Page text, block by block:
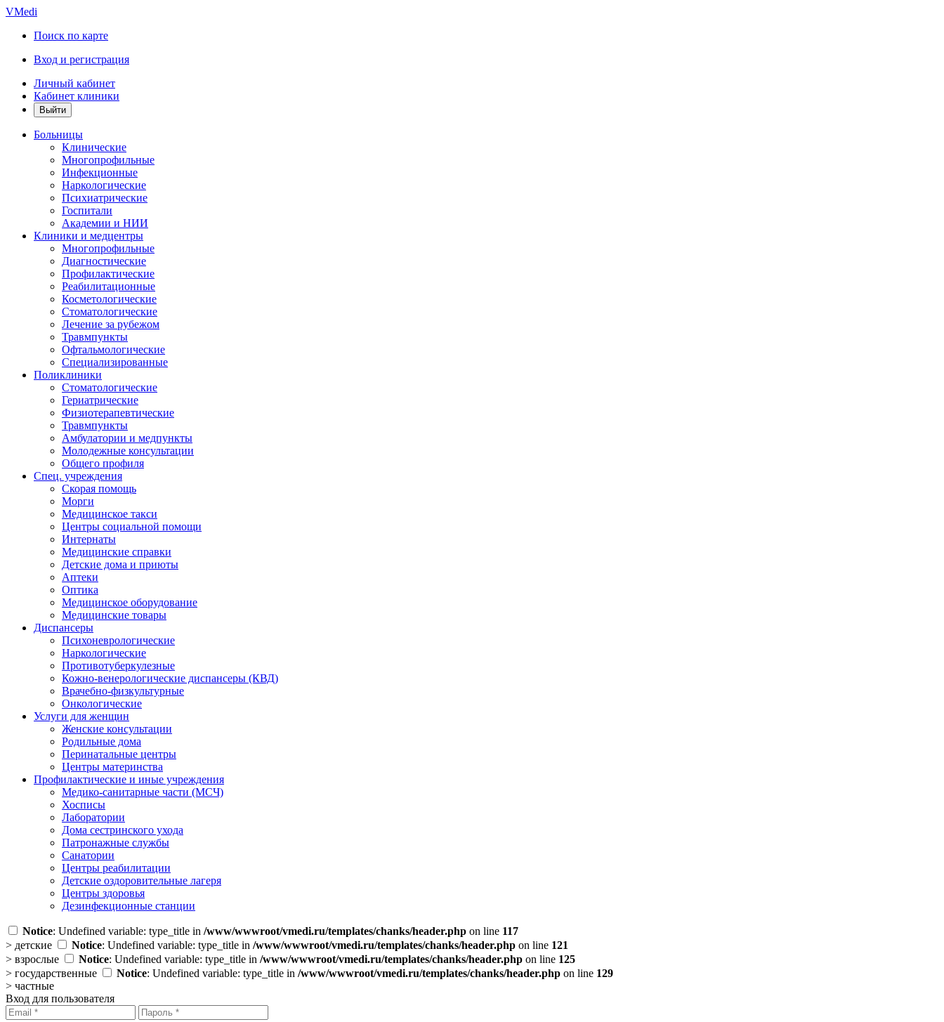
VMedi
Поиск по карте
Вход и регистрация
Личный кабинет
Кабинет клиники
Больницы
Клинические
Многопрофильные
Инфекционные
Наркологические
Психиатрические
Госпитали
Академии и НИИ
Клиники и медцентры
Многопрофильные
Диагностические
Профилактические
Реабилитационные
Косметологические
Стоматологические
Лечение за рубежом
Травмпункты
Офтальмологические
Специализированные
Поликлиники
Стоматологические
Гериатрические
Физиотерапевтические
Травмпункты
Амбулатории и медпункты
Молодежные консультации
Общего профиля
Спец. учреждения
Скорая помощь
Морги
Медицинское такси
Центры социальной помощи
Интернаты
Медицинские справки
Детские дома и приюты
Аптеки
Оптика
Медицинское оборудование
Медицинские товары
Диспансеры
Психоневрологические
Наркологические
Противотуберкулезные
Кожно-венерологические диспансеры (КВД)
Врачебно-физкультурные
Онкологические
Услуги для женщин
Женские консультации
Родильные дома
Перинатальные центры
Центры материнства
Профилактические и иные учреждения
Медико-санитарные части (МСЧ)
Хосписы
Лаборатории
Дома сестринского ухода
Патронажные службы
Санатории
Центры реабилитации
Детские оздоровительные лагеря
Центры здоровья
Дезинфекционные станции
Notice: Undefined variable: type_title in /www/wwwroot/vmedi.ru/templates/chanks/header.php on line 117
> детские Notice: Undefined variable: type_title in /www/wwwroot/vmedi.ru/templates/chanks/header.php on line 121
> взрослые Notice: Undefined variable: type_title in /www/wwwroot/vmedi.ru/templates/chanks/header.php on line 125
> государственные Notice: Undefined variable: type_title in /www/wwwroot/vmedi.ru/templates/chanks/header.php on line 129
> частные
Вход для пользователя